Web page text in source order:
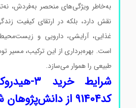
به‌خاطر ویژگی‌های منحصر به‌فردش، نه‌تنها
نقش دارد، بلکه در ارتقای کیفیت
غذایی، آرایشی، دارویی و زیست‌محیطی
است. بهره‌برداری از این ترکیب، مسیر
طبیعی را هموار می‌سازد.
شرایط
خرید ۳-
کد91404
از دانش‌پژوهان